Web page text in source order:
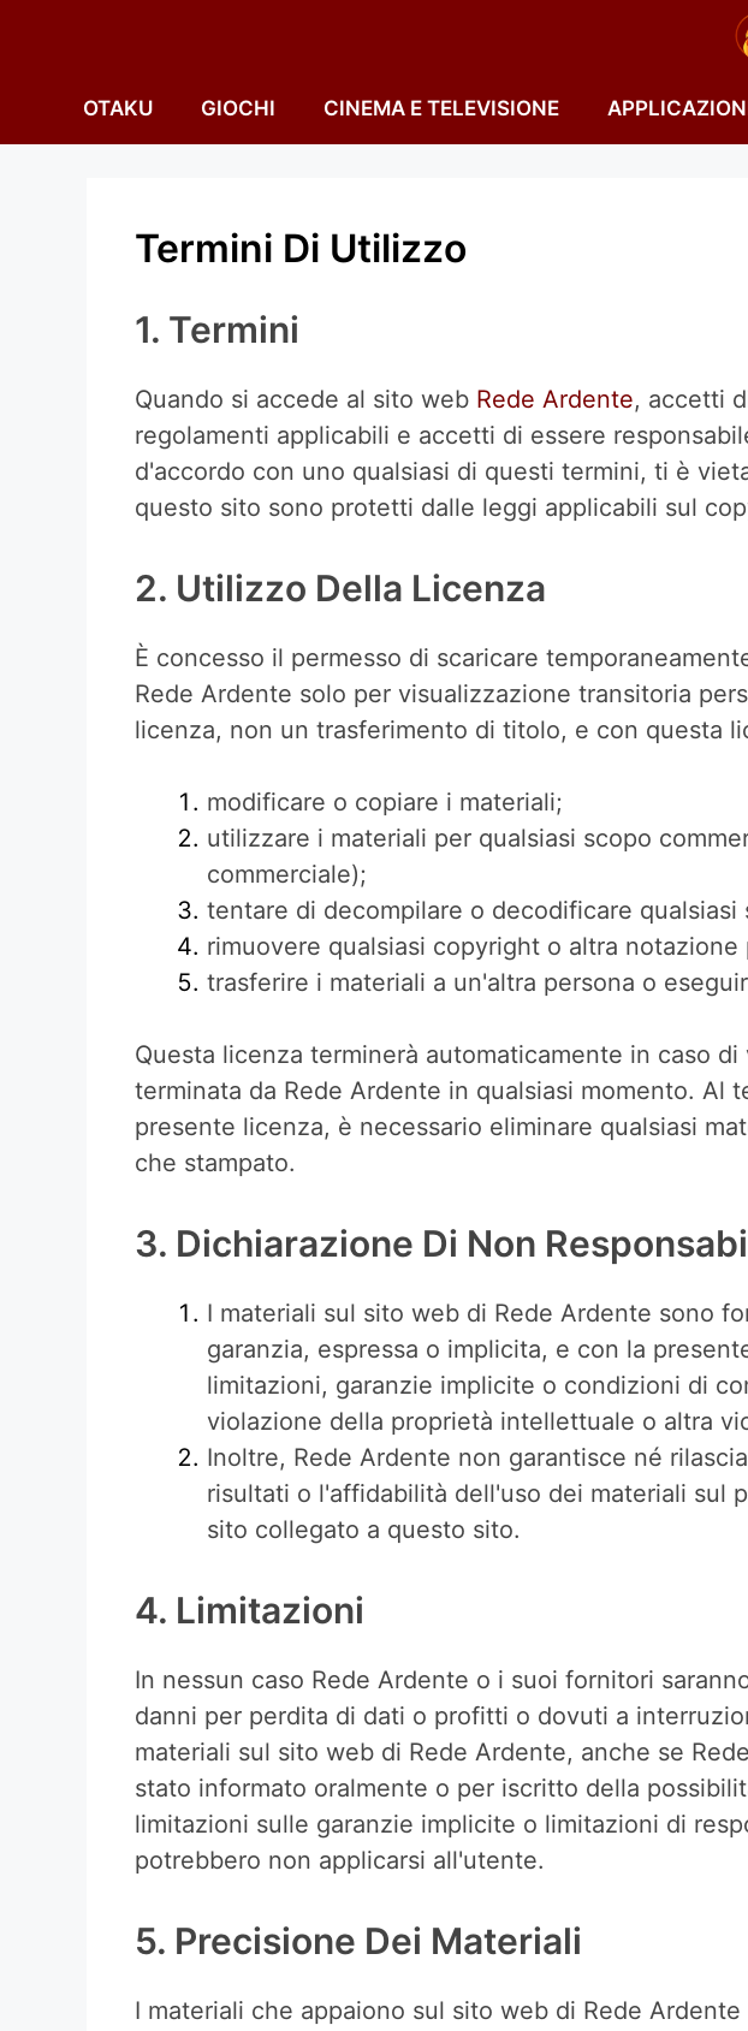
OTAKU GIOCHI CINEMA E TELEVISIONE
Termini Di Utilizzo
1. Termini
Quando si accede al sito web Rede Ardente, accetti
regolamenti applicabili e accetti di essere
d'accordo con uno qualsiasi di questi termini, ti è
questo sito sono protetti dalle leggi applicabili sul
2. Utilizzo Della Licenza
È concesso il permesso di scaricare
Rede Ardente solo per visualizzazione transitoria
licenza, non un trasferimento di titolo, e con questa
modificare o copiare i materiali;
utilizzare i materiali per qualsiasi scopo
commerciale);
tentare di decompilare o decodificare
rimuovere qualsiasi copyright o altra notazione
trasferire i materiali a un'altra persona o
Questa licenza terminerà automaticamente in caso
terminata da Rede Ardente in qualsiasi momento. Al
presente licenza, è necessario eliminare qualsiasi
che stampato.
3. Dichiarazione Di Non
I materiali sul sito web di Rede Ardente sono
garanzia, espressa o implicita, e con la
limitazioni, garanzie implicite o condizioni di
violazione della proprietà intellettuale o altra
Inoltre, Rede Ardente non garantisce né
risultati o l'affidabilità dell'uso dei materiali sul
sito collegato a questo sito.
4. Limitazioni
In nessun caso Rede Ardente o i suoi fornitori
danni per perdita di dati o profitti o dovuti a
materiali sul sito web di Rede Ardente, anche se
stato informato oralmente o per iscritto della
limitazioni sulle garanzie implicite o limitazioni di
potrebbero non applicarsi all'utente.
5. Precisione Dei Materiali
I materiali che appaiono sul sito web di Rede